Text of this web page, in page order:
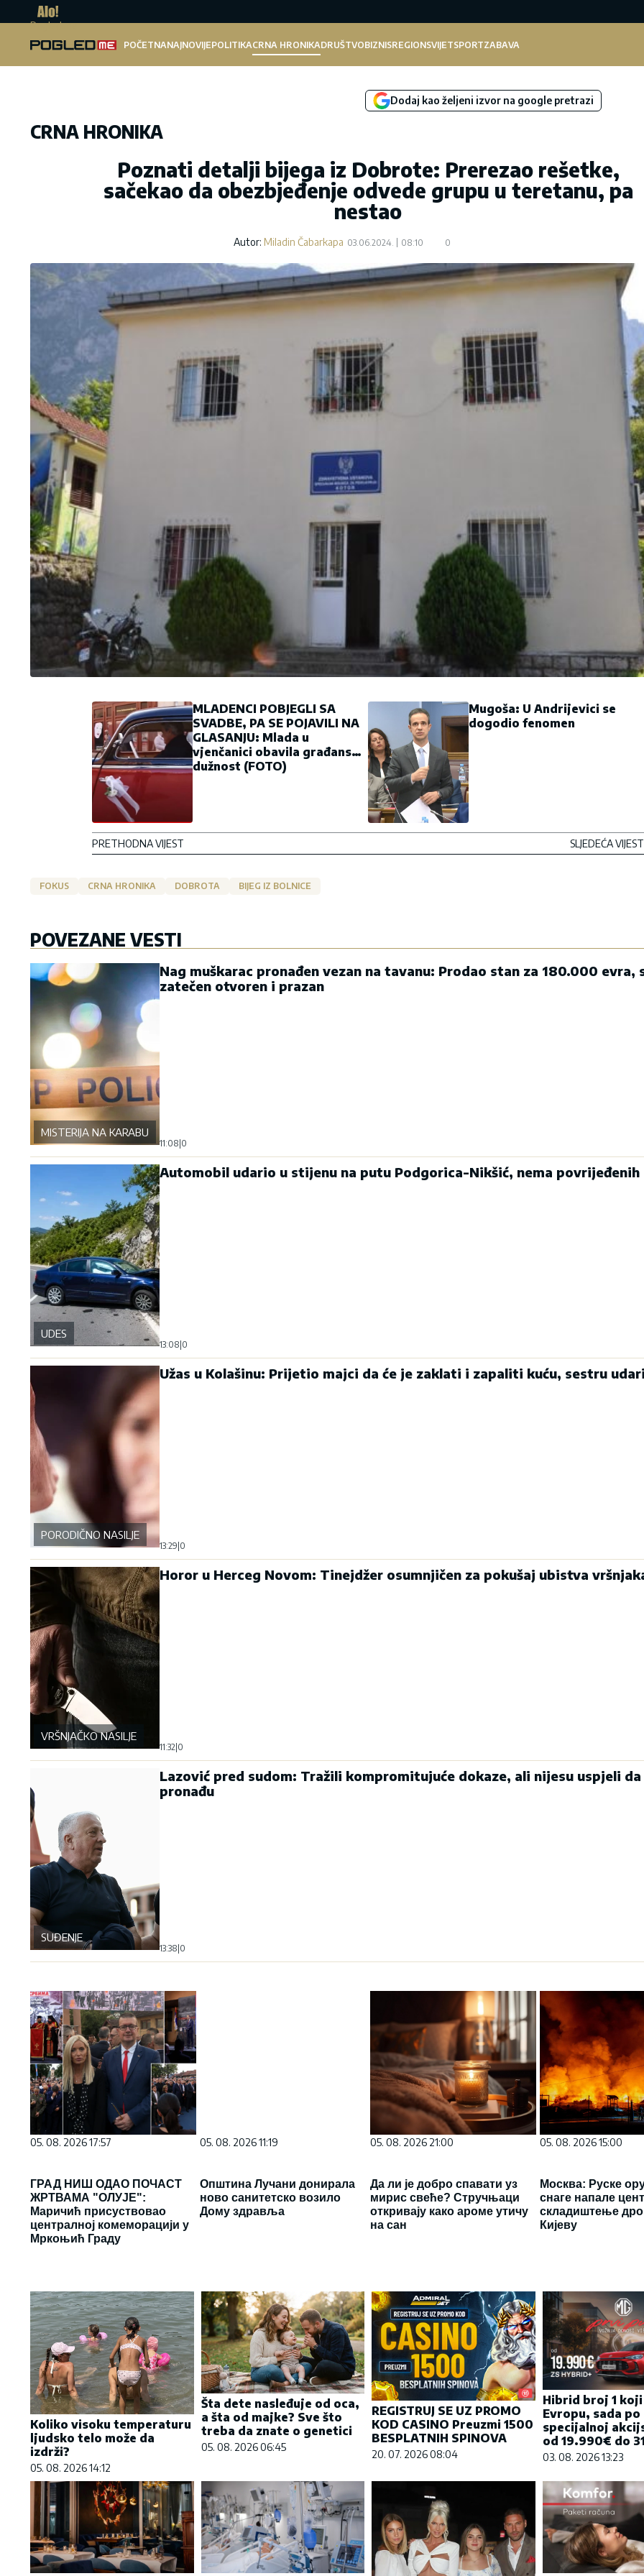
Pogled.me
POČETNANAJNOVIJEPOLITIKACRNA HRONIKADRUŠTVOBIZNISREGIONSVIJETSPORTZABAVA
Dodaj kao željeni izvor na google pretrazi
CRNA HRONIKA
Poznati detalji bijega iz Dobrote: Prerezao rešetke,
sačekao da obezbjeđenje odvede grupu u teretanu, pa
nestao
Autor: Miladin Čabarkapa 03.06.2024. 08:10 0
MLADENCI POBJEGLI SA
SVADBE, PA SE POJAVILI NA
GLASANJU: Mlada u
vjenčanici obavila građansku
dužnost (FOTO)
PRETHODNA VIJEST
Mugoša: U Andrijevici se
dogodio fenomen
SLJEDEĆA VIJEST
FOKUS CRNA HRONIKA DOBROTA BIJEG IZ BOLNICE
POVEZANE VESTI
MISTERIJA NA KARABURMI
Nag muškarac pronađen vezan na tavanu: Prodao stan za 180.000 evra,
zatečen otvoren i prazan
11:08 0
UDES
Automobil udario u stijenu na putu Podgorica-Nikšić, nema povrijeđenih
13:08 0
PORODIČNO NASILJE
Užas u Kolašinu: Prijetio majci da će je zaklati i zapaliti kuću, sestru
13:29 0
VRŠNJAČKO NASILJE
Horor u Herceg Novom: Tinejdžer osumnjičen za pokušaj ubistva
11:32 0
SUĐENJE
Lazović pred sudom: Tražili kompromitujuće dokaze, ali nijesu uspjeli
pronađu
13:38 0
05. 08. 2026 17:57
ГРАД НИШ ОДАО ПОЧАСТ
ЖРТВАМА "ОЛУЈЕ":
Маричић присуствовао
централној комеморацији у
Мркоњић Граду
05. 08. 2026 11:19
Општина Лучани донирала
ново санитетско возило
Дому здравља
05. 08. 2026 21:00
Да ли је добро спавати уз
мирис свеће? Стручњаци
откривају како ароме утичу
на сан
05. 08. 2026 15:00
Москва: Руске
снаге напале
складиштење
Кијеву
Koliko visoku temperaturu
ljudsko telo može da
izdrži?
05. 08. 2026 14:12
Šta dete nasleđuje od oca,
a šta od majke? Sve što
treba da znate o genetici
05. 08. 2026 06:45
REGISTRUJ SE UZ PROMO
KOD CASINO Preuzmi 1500
BESPLATNIH SPINOVA
20. 07. 2026 08:04
Hibrid broj 1
Evropu, sada po
specijalnoj
od 19.990€ do
03. 08. 2026 13:23